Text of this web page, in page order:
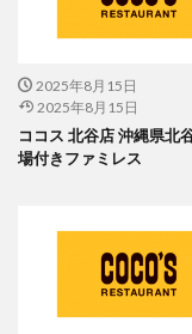
2025年8月15日
2025年8月15日
ココス 北谷店 沖縄県北
場付きファミレス